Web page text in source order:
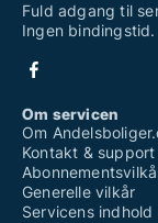
Fuld adgang til
Ingen bindingstid.
Om servicen
Om
Kontakt & support
Generelle vilkår
Servicens